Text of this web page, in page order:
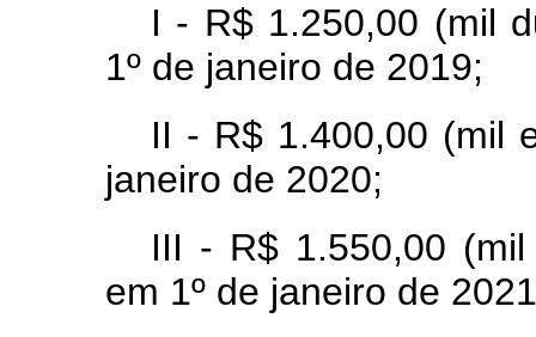
I - R$ 1.250,00 (mil
1º de janeiro de 2019;
II - R$ 1.400,00 (mil
janeiro de 2020;
III - R$ 1.550,00
em 1º de janeiro de